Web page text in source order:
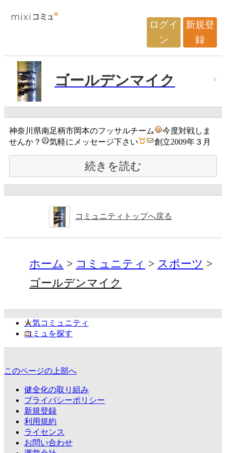
ログイ
ン
新規登
録
ゴールデンマイク
神奈川県南足柄市岡本のフッサルチーム
今度対戦しま
せんか？
気軽にメッセージ下さい 創立2009年３月
続きを読む
コミュニティトップへ戻る
ホーム コミュニティ
スポーツ
ゴールデンマイク
人気コミュニティ
コミュを探す
このページの上部へ
健全化の取り組み
プライバシーポリシー
新規登録
利用規約
ライセンス
お問い合わせ